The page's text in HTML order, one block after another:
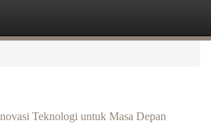
Teknologi untuk Masa Depan